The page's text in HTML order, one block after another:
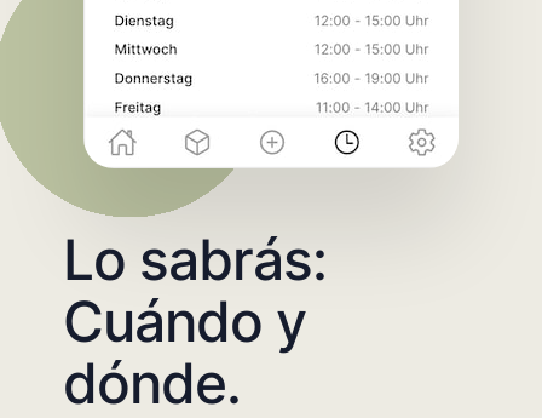
Lo sabrás:
Cuándo y
dónde.